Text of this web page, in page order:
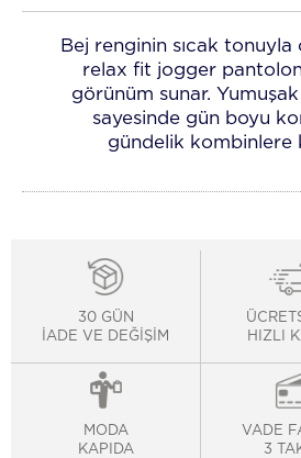
Bej renginin sıcak tonuyla
relax fit jogger
görünüm sunar.
sayesinde gün boyu
gündelik kombinlere
30 GÜN
İADE VE DEĞİŞİM
HIZLI
MODA
KAPIDA
VADE
3